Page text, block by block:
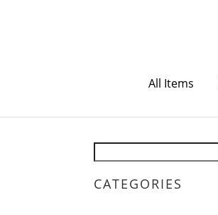
All Items
CATEGORIES